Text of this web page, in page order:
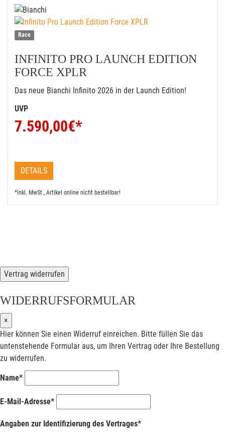
Race
INFINITO PRO LAUNCH EDITION
FORCE XPLR
Das neue Bianchi Infinito 2026 in der Launch Edition!
UVP
7.590,00€*
DETAILS
*inkl. MwSt., Artikel online nicht bestellbar!
Vertrag widerrufen
WIDERRUFSFORMULAR
×
Hier können Sie einen Widerruf einreichen. Bitte füllen Sie das
untenstehende Formular aus, um Ihren Vertrag oder Ihre Bestellung
zu widerrufen.
Name*
E-Mail-Adresse*
Angaben zur Identifizierung des Vertrages*